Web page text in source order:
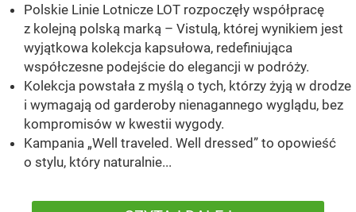
Polskie Linie Lotnicze LOT rozpoczęły współpracę
z kolejną polską marką – Vistulą, której wynikiem jest
wyjątkowa kolekcja kapsułowa, redefiniująca
współczesne podejście do elegancji w podróży.
Kolekcja powstała z myślą o tych, którzy żyją w drodze
i wymagają od garderoby nienagannego wyglądu, bez
kompromisów w kwestii wygody.
Kampania „Well traveled. Well dressed” to opowieść
o stylu, który naturalnie...